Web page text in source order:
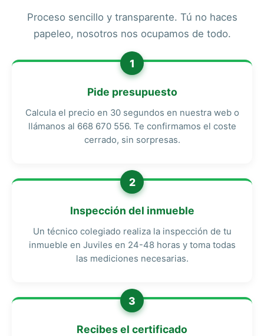
Proceso sencillo y transparente. Tú no haces
papeleo, nosotros nos ocupamos de todo.
1
Pide presupuesto
Calcula el precio en 30 segundos en nuestra web o
llámanos al 668 670 556. Te confirmamos el coste
cerrado, sin sorpresas.
2
Inspección del inmueble
Un técnico colegiado realiza la inspección de tu
inmueble en Juviles en 24-48 horas y toma todas
las mediciones necesarias.
3
Recibes el certificado